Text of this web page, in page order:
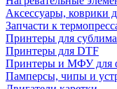
Аксессуары, коврики
Запчасти к
Принтеры для
Принтеры для DTF
Принтеры и МФУ для
Памперсы, чипы и